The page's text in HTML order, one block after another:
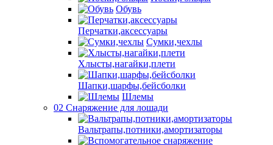
Обувь
Перчатки,аксессуары
Сумки,чехлы
Хлысты,нагайки,плети
Шапки,шарфы,бейсболки
Шлемы
02 Снаряжение для лошади
Вальтрапы,потники,амортизаторы